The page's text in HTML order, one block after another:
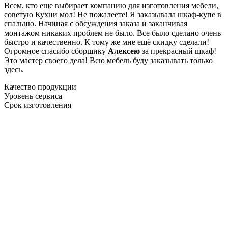
Всем, кто еще выбирает компанию для изготовления мебели,
советую Кухни мол! Не пожалеете! Я заказывала шкаф-купе в
спальню. Начиная с обсуждения заказа и заканчивая
монтажом никаких проблем не было. Все было сделано очень
быстро и качественно. К тому же мне ещё скидку сделали!
Огромное спасибо сборщику Алексею за прекрасный шкаф!
Это мастер своего дела! Всю мебель буду заказывать только
здесь.
Качество продукции
Уровень сервиса
Срок изготовления